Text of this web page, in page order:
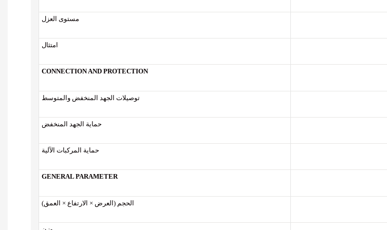
مستوى العزل
امتثال
CONNECTION AND PROTECTION
توصيلات الجهد المنخفض والمتوسط
حماية الجهد المنخفض
حماية المركبات الآلية
GENERAL PARAMETER
الحجم (العرض × الارتفاع × العمق)